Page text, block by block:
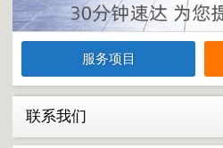
服务项目
联系我们